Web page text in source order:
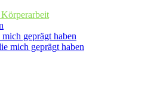
geprägt haben
mich geprägt haben